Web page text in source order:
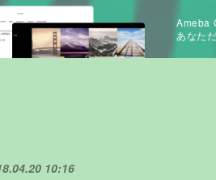
Ameba
あなた
10:16